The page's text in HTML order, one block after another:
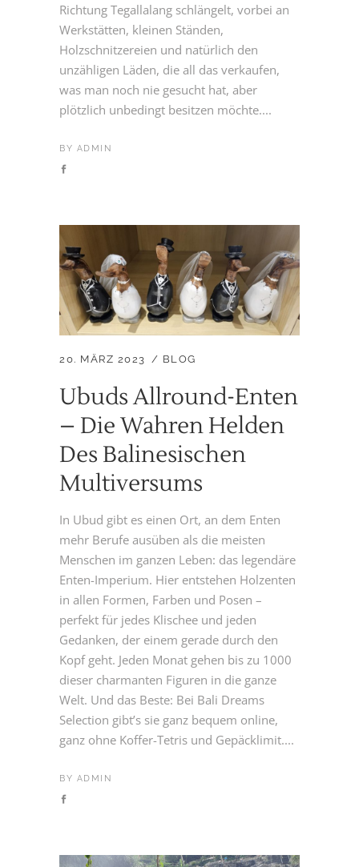
Richtung Tegallalang schlängelt, vorbei an
Werkstätten, kleinen Ständen,
Holzschnitzereien und natürlich den
unzähligen Läden, die all das verkaufen,
was man noch nie gesucht hat, aber
plötzlich unbedingt besitzen möchte....
BY ADMIN
20. MÄRZ 2023 BLOG
Ubuds Allround-Enten
– Die Wahren Helden
Des Balinesischen
Multiversums
In Ubud gibt es einen Ort, an dem Enten
mehr Berufe ausüben als die meisten
Menschen im ganzen Leben: das legendäre
Enten-Imperium. Hier entstehen Holzenten
in allen Formen, Farben und Posen –
perfekt für jedes Klischee und jeden
Gedanken, der einem gerade durch den
Kopf geht. Jeden Monat gehen bis zu 1000
dieser charmanten Figuren in die ganze
Welt. Und das Beste: Bei Bali Dreams
Selection gibt’s sie ganz bequem online,
ganz ohne Koffer-Tetris und Gepäcklimit....
BY ADMIN